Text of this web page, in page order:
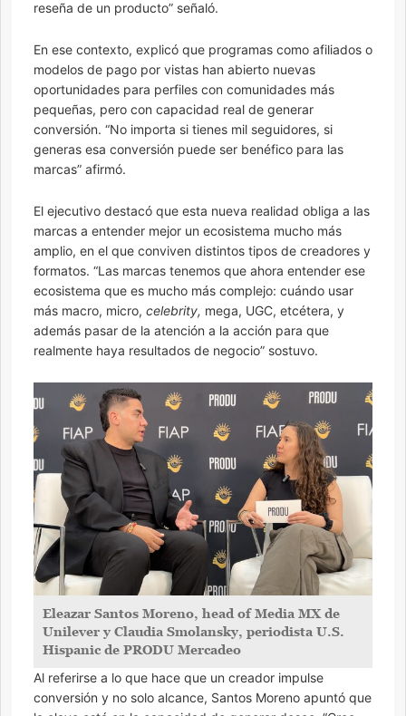
reseña de un producto” señaló.
En ese contexto, explicó que programas como afiliados o
modelos de pago por vistas han abierto nuevas
oportunidades para perfiles con comunidades más
pequeñas, pero con capacidad real de generar
conversión. “No importa si tienes mil seguidores, si
generas esa conversión puede ser benéfico para las
marcas” afirmó.
El ejecutivo destacó que esta nueva realidad obliga a las
marcas a entender mejor un ecosistema mucho más
amplio, en el que conviven distintos tipos de creadores y
formatos. “Las marcas tenemos que ahora entender ese
ecosistema que es mucho más complejo: cuándo usar
más macro, micro, celebrity, mega, UGC, etcétera, y
además pasar de la atención a la acción para que
realmente haya resultados de negocio” sostuvo.
Eleazar Santos Moreno, head of Media MX de
Unilever y Claudia Smolansky, periodista U.S.
Hispanic de PRODU Mercadeo
Al referirse a lo que hace que un creador impulse
conversión y no solo alcance, Santos Moreno apuntó que